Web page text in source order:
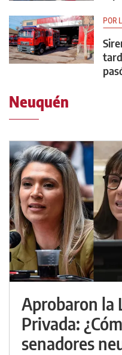
POR
Neuquén
Aprobaron la
Privada:
senadores